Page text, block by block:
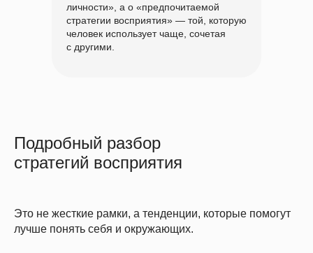
личности», а о «предпочитаемой
стратегии восприятия» — той, которую
человек использует чаще, сочетая
с другими.
Подробный разбор
стратегий восприятия
Это не жесткие рамки, а тенденции, которые помогут
лучше понять себя и окружающих.